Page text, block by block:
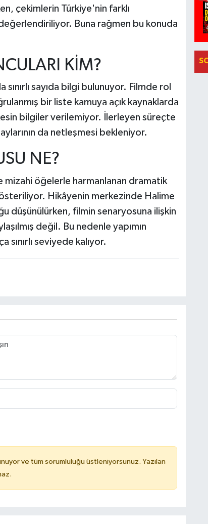
çekimlerin Türkiye'nin farklı
Buna rağmen bu konuda
KİM?
sayıda bilgi bulunuyor. Filmde rol
bir liste kamuya açık kaynaklarda
bilgiler verilemiyor. İlerleyen süreçte
da netleşmesi bekleniyor.
NE?
mizahi öğelerle harmanlanan dramatik
Hikâyenin merkezinde Halime
düşünülürken, filmin senaryosuna ilişkin
değil. Bu nedenle yapımın
sınırlı seviyede kalıyor.
ve tüm sorumluluğu üstleniyorsunuz. Yazılan